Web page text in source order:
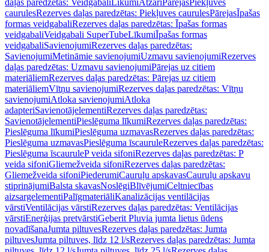
daļas paredzētas: Veidgabali LīkumiAtzari PārejasPiekļuves
caurulesRezerves daļas paredzētas: Piekļuves caurulesPārejasĪpašas
formas veidgabaliRezerves daļas paredzētas: Īpašas formas
veidgabaliVeidgabali SuperTubeLīkumiĪpašas formas
veidgabaliSavienojumiRezerves daļas paredzētas:
SavienojumiMetināmie savienojumiUzmavu savienojumiRezerves
daļas paredzētas: Uzmavu savienojumiPārejas uz citiem
materiāliemRezerves daļas paredzētas: Pārejas uz citiem
materiāliemVītņu savienojumiRezerves daļas paredzētas: Vītņu
savienojumiAtloka savienojumiAtloka
adapteriSavienotājelementiRezerves daļas paredzētas:
SavienotājelementiPieslēguma līkumiRezerves daļas paredzētas:
Pieslēguma līkumiPieslēguma uzmavasRezerves daļas paredzētas:
Pieslēguma uzmavasPieslēguma īscauruleRezerves daļas paredzētas:
Pieslēguma īscauruleP veida sifoniRezerves daļas paredzētas: P
veida sifoniGliemežveida sifoniRezerves daļas paredzētas:
Gliemežveida sifoniPiederumiCauruļu apskavasCauruļu apskavu
stiprinājumiBalsta skavasNoslēgiBlīvējumiCeltniecības
aizsargelementiPalīgmateriāliKanalizācijas ventilācijas
vārstiVentilācijas vārstiRezerves daļas paredzētas: Ventilācijas
vārstiEnerģijas pretvārstiGeberit Pluvia jumta lietus ūdens
novadīšanaJumta piltuvesRezerves daļas paredzētas: Jumta
piltuvesJumta piltuves, līdz 12 l/sRezerves daļas paredzētas: Jumta